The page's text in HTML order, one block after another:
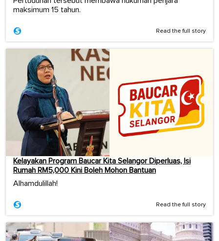
maksimum 15 tahun.
Read the full story
Kelayakan Program Baucar Kita Selangor Diperluas, Isi
Rumah RM5,000 Kini Boleh Mohon Bantuan
Alhamdulillah!
Read the full story